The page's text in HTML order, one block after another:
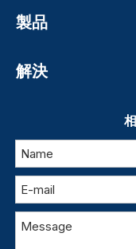
製品
解決